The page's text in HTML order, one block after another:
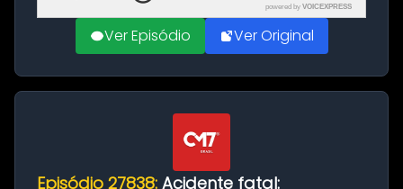
powered by VOICEXPRESS
Ver Episódio Ver Original
Episódio 27838: Acidente fatal: